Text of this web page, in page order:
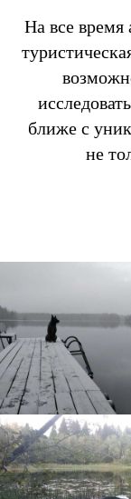
На все время
ближе с
не